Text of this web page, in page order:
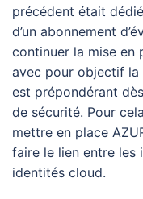
précédent était
d’un abonnement
continuer la mise en
avec pour objectif
est prépondérant
de sécurité. Pour
mettre en place
faire le lien entre les
identités cloud.